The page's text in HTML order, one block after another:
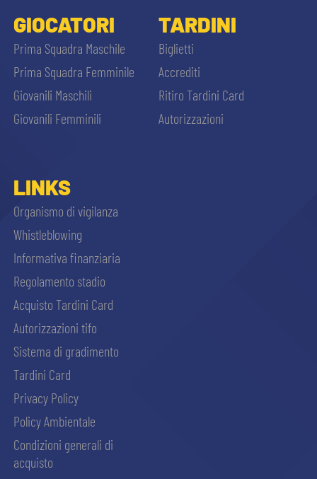
GIOCATORI
Prima Squadra Maschile
Prima Squadra Femminile
Giovanili Maschili
Giovanili Femminili
TARDINI
Biglietti
Accrediti
Ritiro Tardini Card
Autorizzazioni
LINKS
Organismo di vigilanza
Whistleblowing
Informativa finanziaria
Regolamento stadio
Acquisto Tardini Card
Autorizzazioni tifo
Sistema di gradimento
Tardini Card
Privacy Policy
Policy Ambientale
Condizioni generali di
acquisto